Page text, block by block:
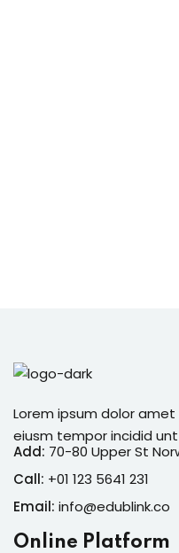
Lorem ipsum dolor
eiusm tempor incidid
Add: 70-80 Upper St
Call: +01 123 5641 231
Email: info@edublink.co
Online Platform